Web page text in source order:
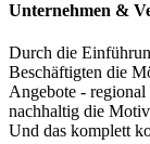
Unternehmen &
Durch die
Beschäftigten die
Angebote -
nachhaltig die
Und das komplett